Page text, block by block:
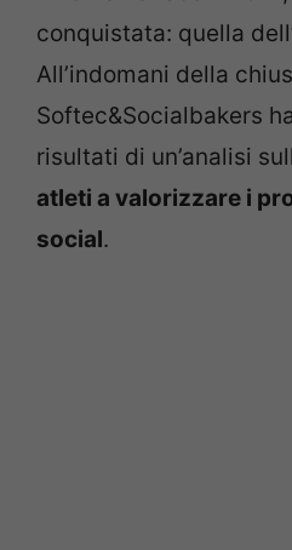
conquistata: quella
All’indomani della
Softec&Socialbakers
risultati di un’analisi
atleti a valorizzare i
social.